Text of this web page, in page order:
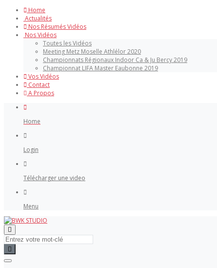
Home
Actualités
Nos Résumés Vidéos
Nos Vidéos
Toutes les Vidéos
Meeting Metz Moselle Athlélor 2020
Championnats Régionaux Indoor Ca & Ju Bercy 2019
Championnat LIFA Master Eaubonne 2019
Vos Vidéos
Contact
A Propos
Home
Login
Télécharger une video
Menu